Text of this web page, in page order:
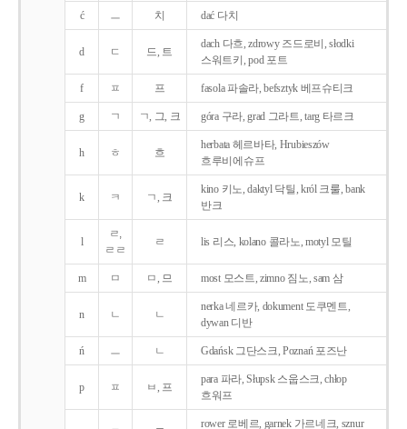
ć ㅡ 치 dać 다치
d ㄷ 드, 트
dach 다흐, zdrowy 즈드로비, słodki
스워트키, pod 포트
f ㅍ 프 fasola 파솔라, befsztyk 베프슈티크
g ㄱ ㄱ, 그, 크 góra 구라, grad 그라트, targ 타르크
h ㅎ 흐
herbata 헤르바타, Hrubieszów
흐루비에슈프
k ㅋ ㄱ, 크
kino 키노, daktyl 닥틸, król 크룰, bank
반크
l
ㄹ,
ㄹㄹ
ㄹ lis 리스, kolano 콜라노, motyl 모틸
m ㅁ ㅁ, 므 most 모스트, zimno 짐노, sam 삼
n ㄴ ㄴ
nerka 네르카, dokument 도쿠멘트,
dywan 디반
ń ㅡ ㄴ Gdańsk 그단스크, Poznań 포즈난
p ㅍ ㅂ, 프
para 파라, Słupsk 스웁스크, chłop
흐워프
rower 로베르, garnek 가르네크, sznur